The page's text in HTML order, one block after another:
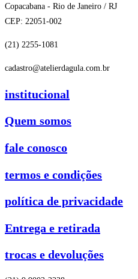
Copacabana - Rio de Janeiro / RJ
CEP: 22051-002
(21) 2255-1081
cadastro@atelierdagula.com.br
institucional
Quem somos
fale conosco
termos e condições
política de privacidade
Entrega e retirada
trocas e devoluções